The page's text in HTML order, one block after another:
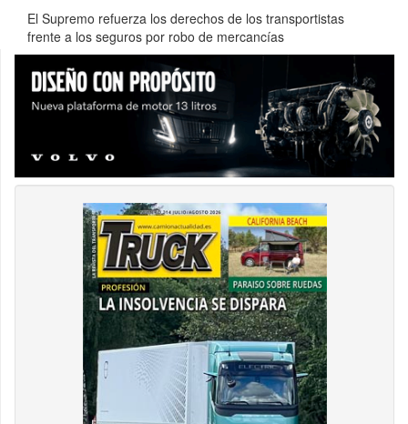
El Supremo refuerza los derechos de los transportistas
frente a los seguros por robo de mercancías